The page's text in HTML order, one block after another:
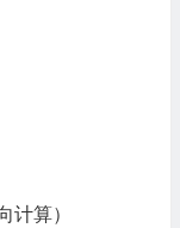
计算）